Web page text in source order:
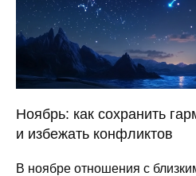
Ноябрь: как сохранить
и избежать конфликтов
В ноябре отношения с